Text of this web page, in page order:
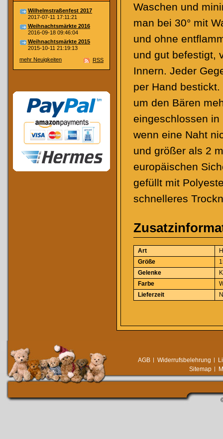
Waschen und
man bei 30° mit
und ohne
und gut befestigt,
Innern. Jeder
per Hand
um den Bären
eingeschlossen
wenn eine Naht
und größer als 2
europäischen
gefüllt mit
schnelleres
Art
Größe
Gelenke
Farbe
Lieferzeit
Wilhelmstraßenfest 2017
2017-07-11 17:11:21
Weihnachtsmärkte 2016
2016-09-18 09:46:04
Weihnachtsmärkte 2015
2015-10-11 21:19:13
mehr Neuigkeiten
RSS
AGB Widerrufsbelehrung
Sitemap